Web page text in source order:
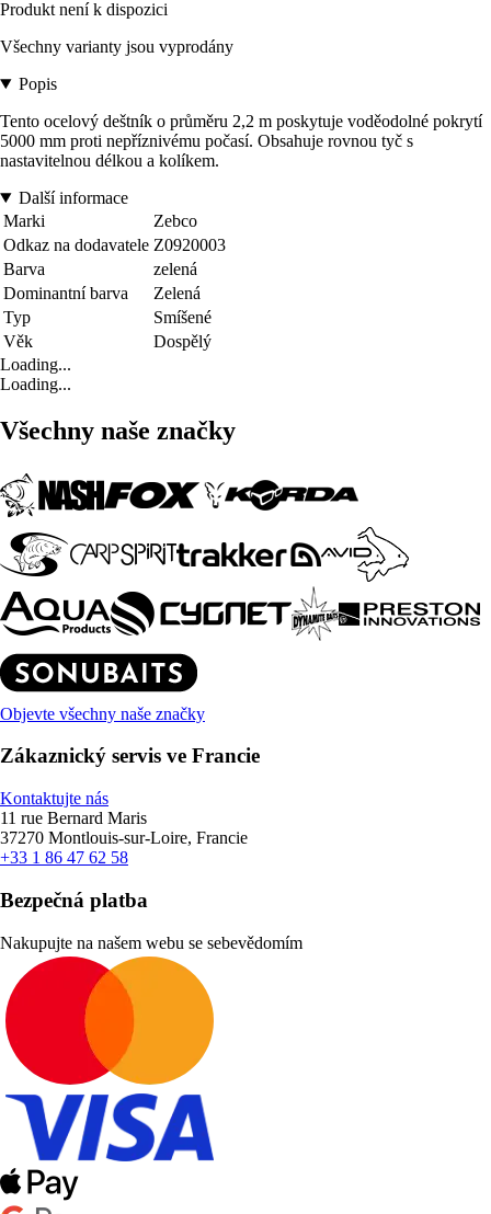
Produkt není k dispozici
Všechny varianty jsou vyprodány
Popis
Tento ocelový deštník o průměru 2,2 m poskytuje voděodolné pokrytí
5000 mm proti nepříznivému počasí. Obsahuje rovnou tyč s
nastavitelnou délkou a kolíkem.
Další informace
Marki
Zebco
Odkaz na dodavatele Z0920003
Barva
zelená
Dominantní barva
Zelená
Typ
Smíšené
Věk
Dospělý
Loading...
Loading...
Všechny naše značky
Objevte všechny naše značky
Zákaznický servis ve Francie
Kontaktujte nás
11 rue Bernard Maris
37270 Montlouis-sur-Loire, Francie
+33 1 86 47 62 58
Bezpečná platba
Nakupujte na našem webu se sebevědomím